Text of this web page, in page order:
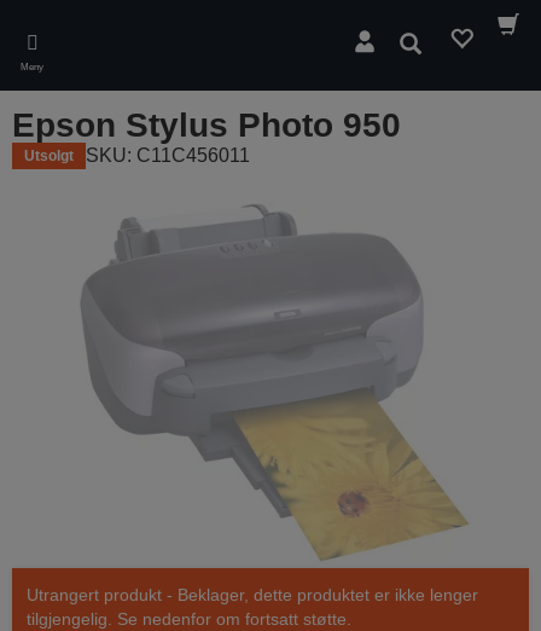
main
content
Meny
Søk
Epson Stylus Photo 950
Utsolgt SKU: C11C456011
Utrangert produkt - Beklager, dette produktet er ikke lenger
tilgjengelig. Se nedenfor om fortsatt støtte.